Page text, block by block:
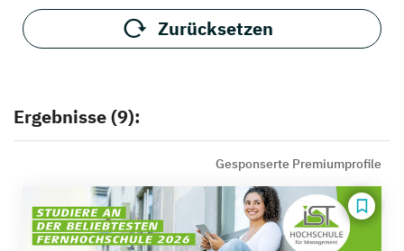
Zurücksetzen
Ergebnisse (9):
Gesponserte Premiumprofile